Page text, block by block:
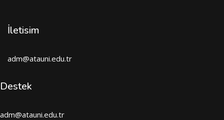
İletisim
adm@atauni.edu.tr
Destek
adm@atauni.edu.tr